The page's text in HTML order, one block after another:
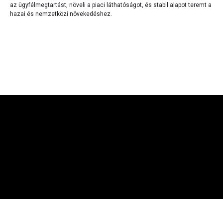
az ügyfélmegtartást, növeli a piaci láthatóságot, és stabil alapot teremt a
hazai és nemzetközi növekedéshez.